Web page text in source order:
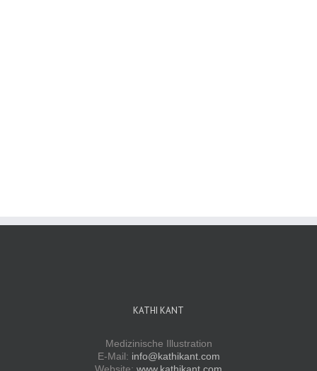
KATHI KANT
Medizinische Illustration
E-Mail: info@kathikant.com